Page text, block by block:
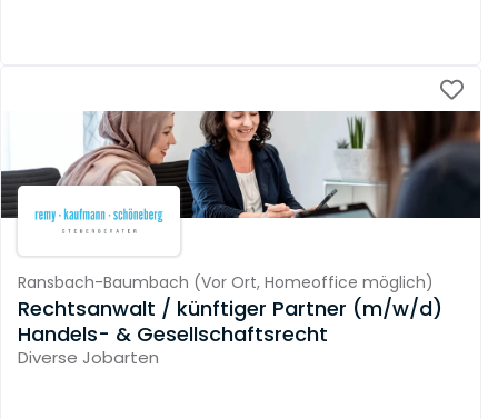
Ransbach-Baumbach (Vor Ort, Homeoffice möglich)
Rechtsanwalt / künftiger Partner (m/w/d)
Handels- & Gesellschaftsrecht
Diverse Jobarten